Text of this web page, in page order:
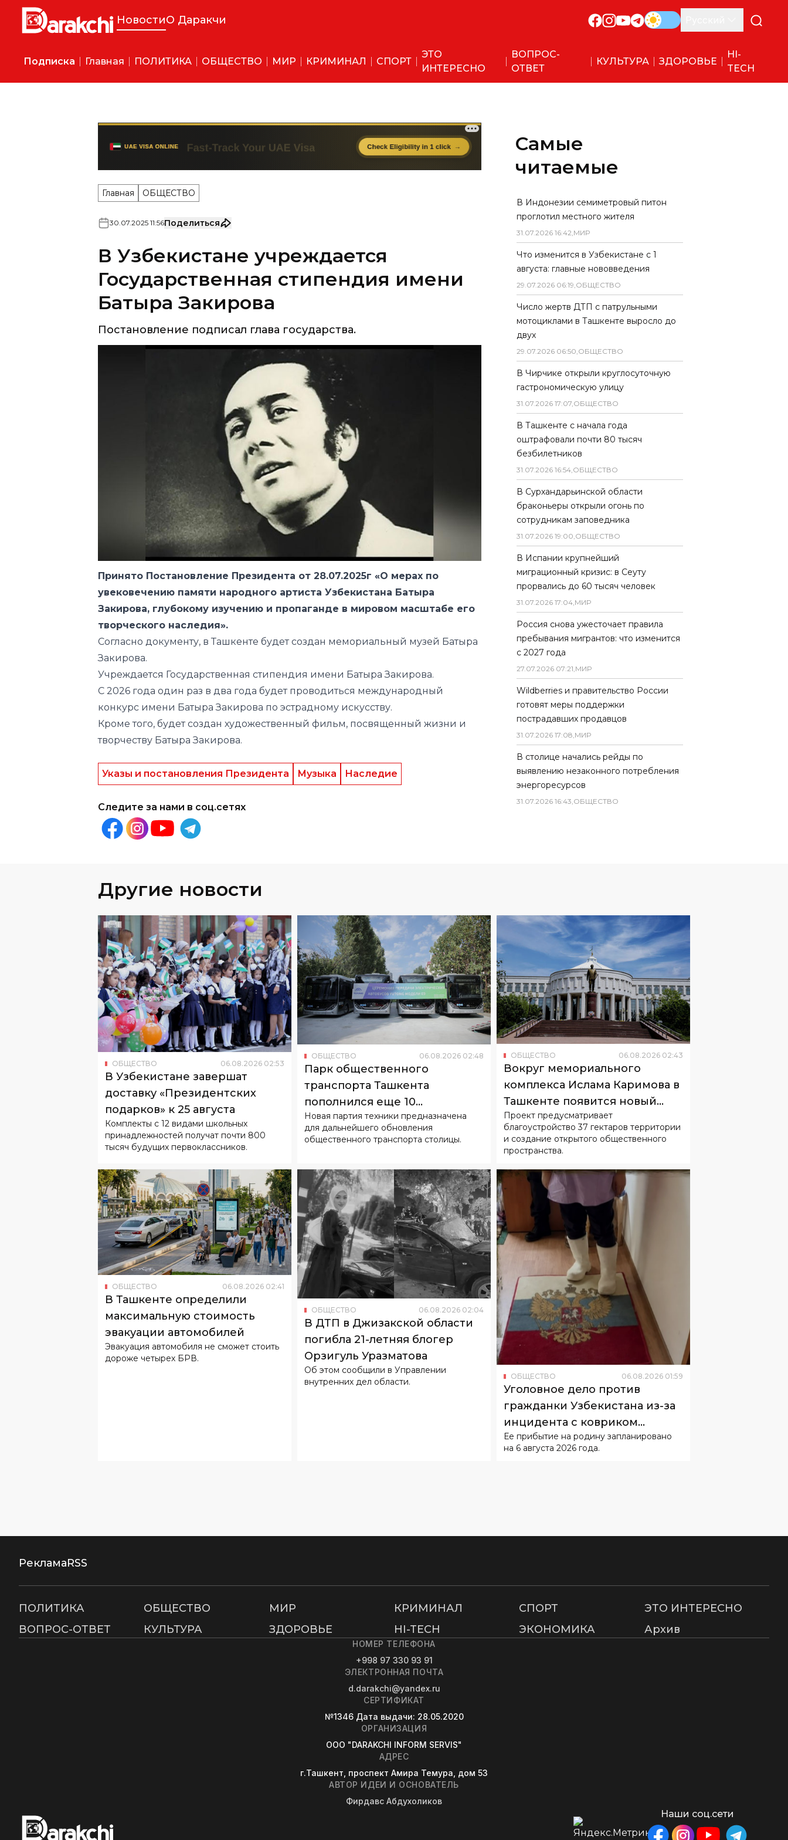
НовостиО Даракчи
Подписка Главная ПОЛИТИКА ОБЩЕСТВО МИР КРИМИНАЛ СПОРТ
ЭТО
ИНТЕРЕСНО
ВОПРОС-
ОТВЕТ
КУЛЬТУРА ЗДОРОВЬЕ
HI-
TECH
Главная ОБЩЕСТВО
В Узбекистане учреждается
Государственная стипендия имени
Батыра Закирова
Постановление подписал глава государства.
Принято Постановление Президента от 28.07.2025г «О мерах по
увековечению памяти народного артиста Узбекистана Батыра
Закирова, глубокому изучению и пропаганде в мировом масштабе его
творческого наследия».
Согласно документу, в Ташкенте будет создан мемориальный музей Батыра
Закирова.
Учреждается Государственная стипендия имени Батыра Закирова.
С 2026 года один раз в два года будет проводиться международный
конкурс имени Батыра Закирова по эстрадному искусству.
Кроме того, будет создан художественный фильм, посвященный жизни и
творчеству Батыра Закирова.
Указы и постановления Президента Музыка Наследие
Самые
читаемые
В Индонезии семиметровый питон
проглотил местного жителя
31.07.2026 16:42,МИР
Что изменится в Узбекистане с 1
августа: главные нововведения
29.07.2026 06:19,ОБЩЕСТВО
Число жертв ДТП с патрульными
мотоциклами в Ташкенте выросло до
двух
29.07.2026 06:50,ОБЩЕСТВО
В Чирчике открыли круглосуточную
гастрономическую улицу
31.07.2026 17:07,ОБЩЕСТВО
В Ташкенте с начала года
оштрафовали почти 80 тысяч
безбилетников
31.07.2026 16:54,ОБЩЕСТВО
В Сурхандарьинской области
браконьеры открыли огонь по
сотрудникам заповедника
31.07.2026 19:00,ОБЩЕСТВО
В Испании крупнейший
миграционный кризис: в Сеуту
прорвались до 60 тысяч человек
31.07.2026 17:04,МИР
Россия снова ужесточает правила
пребывания мигрантов: что изменится
с 2027 года
27.07.2026 07:21,МИР
Wildberries и правительство России
готовят меры поддержки
пострадавших продавцов
31.07.2026 17:08,МИР
В столице начались рейды по
выявлению незаконного потребления
энергоресурсов
31.07.2026 16:43,ОБЩЕСТВО
ОБЩЕСТВО 06.08 2026 53
В Узбекистане завершат
доставку «Президентских
подарков» к 25 августа
Комплекты с 12 видами школьных
принадлежностей получат почти 800
тысяч будущих первоклассников.
ОБЩЕСТВО 06.08.2026 02:48
Парк общественного
транспорта Ташкента
пополнился еще 10
китайскими электробусами
Новая партия техники предназначена
для дальнейшего обновления
общественного транспорта столицы.
ОБЩЕСТВО 06 08.2026 02: 43
Вокруг мемориального
комплекса Ислама Каримова в
Ташкенте появится новый
городской парк
Проект предусматривает
благоустройство 37 гектаров территории
и создание открытого общественного
пространства.
ОБЩЕСТВО 06.08.2026 02:41
В Ташкенте определили
максимальную стоимость
эвакуации автомобилей
Эвакуация автомобиля не сможет стоить
дороже четырех БРВ.
ОБЩЕСТВО 2026
В ДТП в Джизакской области
погибла 21-летняя блогер
Орзигуль Уразматова
Об этом сообщили в Управлении
внутренних дел области.
ОБЩЕСТВО .2026
Уголовное дело против
гражданки Узбекистана из-за
инцидента с ковриком
возбуждать не будут
Ее прибытие на родину запланировано
на 6 августа 2026 года.
РекламаRSS
ПОЛИТИКА ОБЩЕСТВО МИР КРИМИНАЛ СПОРТ
ЭТО ИНТЕРЕСНО
ВОПРОС-ОТВЕТ
КУЛЬТУРА ЗДОРОВЬЕ HI-TECH ЭКОНОМИКА Архив
НОМЕР ТЕЛЕФОНА
+998 97 330 93 91
ЭЛЕКТРОННАЯ ПОЧТА
d.darakchi@yandex.ru
СЕРТИФИКАТ
№1346 Дата выдачи: 28.05.2020
ОРГАНИЗАЦИЯ
OOO "DARAKCHI INFORM SERVIS"
АДРЕС
г.Ташкент, проспект Амира Темура, дом 53
АВТОР ИДЕИ И ОСНОВАТЕЛЬ
Фирдавс Абдухоликов
Наши соц.сети